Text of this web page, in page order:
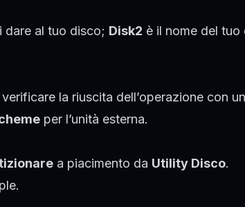
dare al tuo disco; Disk2 è il nome del
la riuscita dell’operazione con
per l’unità esterna.
a piacimento da Utility Disco.
.